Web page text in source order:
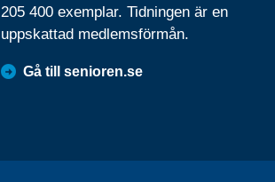
205 400 exemplar. Tidningen är en
uppskattad medlemsförmån.
Gå till senioren.se